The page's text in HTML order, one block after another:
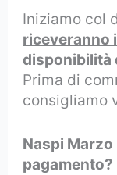
Iniziamo col
riceveranno
disponibilità
Prima di
consigliamo
Naspi
pagamento?